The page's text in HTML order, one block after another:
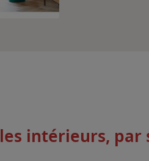
intérieurs,